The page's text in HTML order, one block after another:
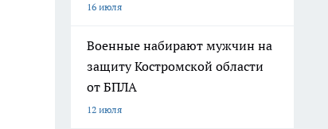
16 июля
Военные набирают мужчин на
защиту Костромской области
от БПЛА
12 июля